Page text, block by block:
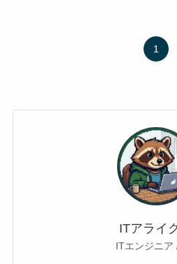
1
ITアライ
ITエンジニア